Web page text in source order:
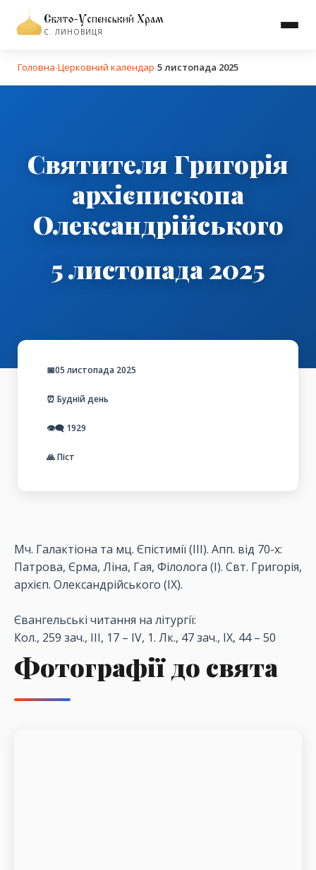
Свято-Успенський Храм
С. ЛИНОВИЦЯ
Головна›Церковний календар›5 листопада 2025
Святителя Григорія
архієпископа
Олександрійського
5 листопада 2025
📅05 листопада 2025
⏰ Будній день
👁️‍🗨️ 1929
🙏 Піст
Мч. Галактіона та мц. Єпістимії(ІІІ). Апп. від 70-х:
Патрова, Єрма, Ліна, Гая, Філолога (І). Свт. Григорія,
архієп. Олександрійського (ІХ).
Євангельські читання на літургії:
Кол., 259 зач., III, 17 – IV, 1. Лк., 47зач., IX, 44 – 50
Фотографії до свята